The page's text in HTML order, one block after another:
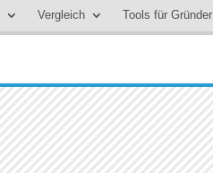
Vergleich Tools für Gründer